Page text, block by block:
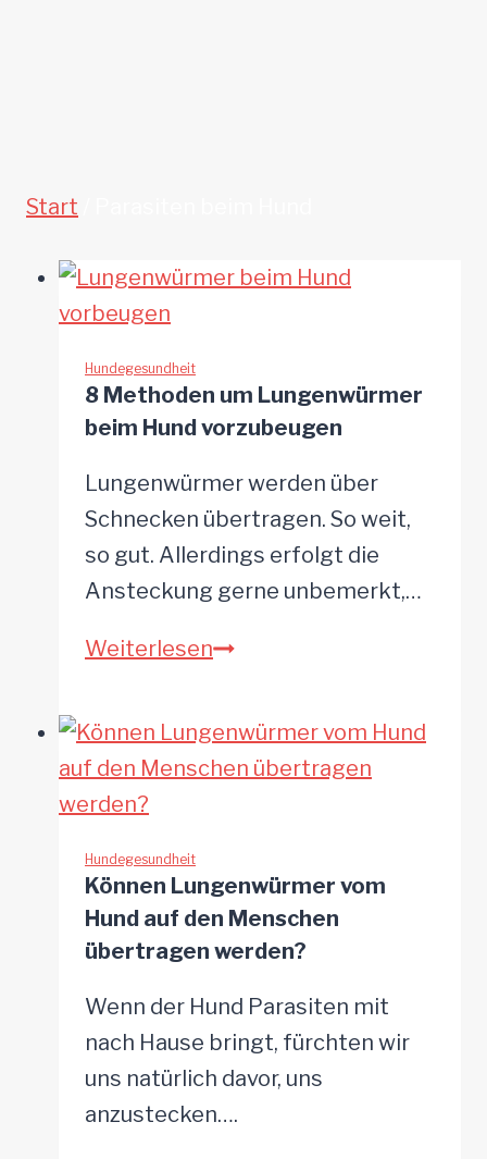
Start
Hundegesundheit
8 Methoden um Lungenwürmer
beim Hund vorzubeugen
Lungenwürmer werden über
Schnecken übertragen. So weit,
so gut. Allerdings erfolgt die
Ansteckung gerne unbemerkt,…
Weiterlesen8
Lungenwürmer
Hundegesundheit
Können Lungenwürmer vom
Hund auf den Menschen
übertragen werden?
Wenn der Hund Parasiten mit
nach Hause bringt, fürchten wir
uns natürlich davor, uns
anzustecken….